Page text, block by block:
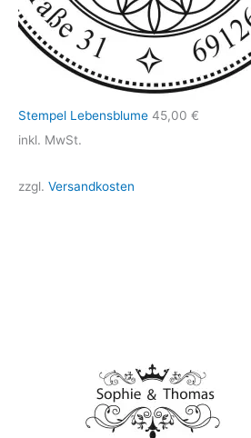
Stempel Lebensblume 45,00 €
inkl. MwSt.
zzgl. Versandkosten